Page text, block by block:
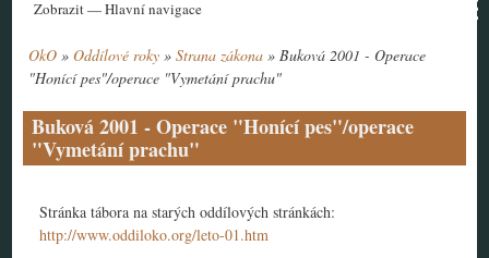
Hlavní
Zobrazit — Hlavní navigace
Aktuální rok
Historie
Nábor členů
Kontakt
Tábor
Návody
Drobečková
OkO Oddílové roky Strana zákona
Buková 2001 - Operace
"Honící pes"/operace "Vymetání prachu"
Buková 2001 - Operace "Honící pes"/operace
"Vymetání prachu"
Stránka tábora na starých oddílových stránkách:
http://www.oddiloko.org/leto-01.htm